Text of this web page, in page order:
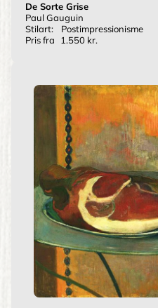
De Sorte Grise
Paul Gauguin
Stilart:
Postimpressionisme
Pris fra
1.550 kr.